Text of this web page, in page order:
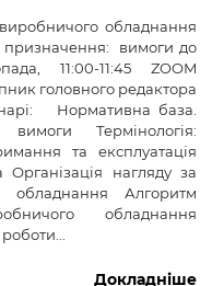
обладнання
призначення: вимоги до
11:00-11:45 ZOOM
головного редактора
Нормативна база.
Термінологія:
та експлуатація
Організація нагляду за
обладнання Алгоритм
обладнання
Докладніше